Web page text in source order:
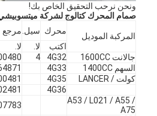
المنتجات
فيديوهات
ونحن نرحب التحقيق الخاص بك!
صمام المحرك كتالوج لشركة
المركبة الموديل
محرك سيل. مرجع
اكتب
لا. لا.
جالانت 1600CC
4G32
4
السهم 1400CC
4G33
كولت / LANCER
4G35
4G36
A53 / L021 / A55 /
A75